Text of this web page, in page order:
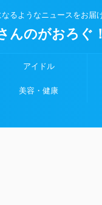
るようなニュースをお届
んのがおろぐ！
アイドル
美容・健康